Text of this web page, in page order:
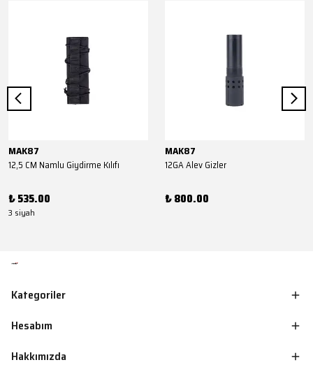
MAK87
12,5 CM Namlu Giydirme Kılıfı
₺ 535.00
3 siyah
MAK87
12GA Alev Gizler
₺ 800.00
Kategoriler
Hesabım
Hakkımızda